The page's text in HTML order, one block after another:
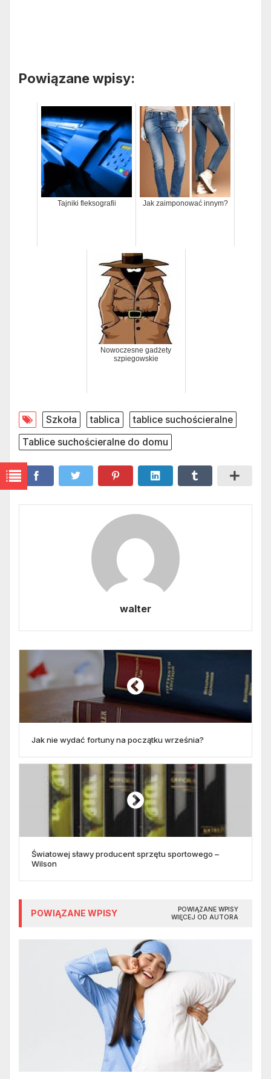
Powiązane wpisy:
Tajniki fleksografii Jak zaimponować innym?
Nowoczesne gadżety
szpiegowskie
Szkoła tablica
tablice suchościeralne
Tablice suchościeralne do domu
walter
Jak nie wydać fortuny na początku września?
Światowej sławy producent sprzętu sportowego –
Wilson
POWIĄZANE WPISY
POWIĄZANE WPISY
WIĘCEJ OD AUTORA